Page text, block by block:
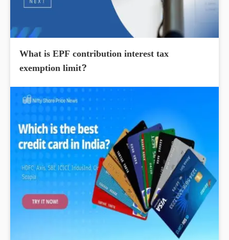
What is EPF contribution interest tax
exemption limit?